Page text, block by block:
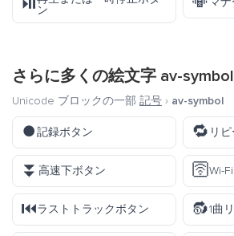
⏯️ ン
さらに多くの絵文字 av-symbol
Unicode ブロックの一部 記号 › av-symbol
⏺️記録ボタン 🔁 リ
⏬ 高速下ボタン 🛜Wi-Fi
⏮️ラストトラックボタン 🔂1曲